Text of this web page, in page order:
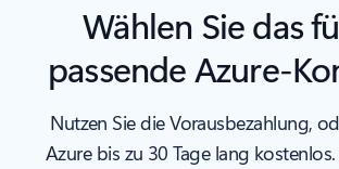
Wählen Sie das
passende Azure-
Nutzen Sie die Vorausbezahlung,
Azure bis zu 30 Tage lang